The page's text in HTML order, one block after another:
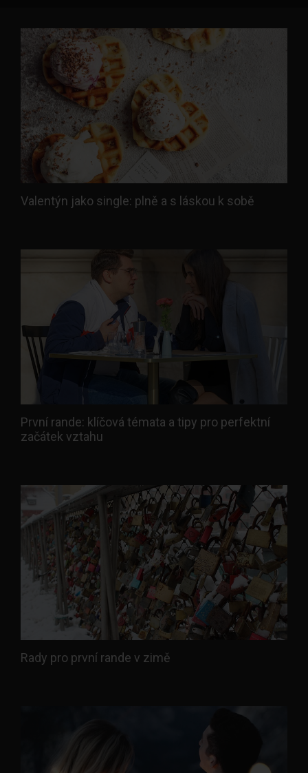
Valentýn jako single: plně a s láskou k sobě
První rande: klíčová témata a tipy pro perfektní
začátek vztahu
Rady pro první rande v zimě